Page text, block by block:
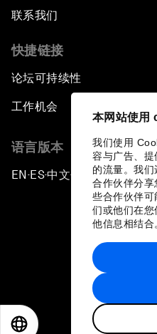
本网站使用
我们使用
容与广告、提
的流量。我
合作伙伴分
些合作伙伴
们或他们在
他信息相结合
联系我们
快捷链接
论坛可持续性
工作机会
语言版本
EN ▪ES▪中文▪ 日本語
站